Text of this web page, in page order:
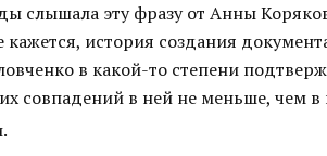
слышала эту фразу от Анны
история создания
в какой-то степени
совпадений в ней не меньше, чем